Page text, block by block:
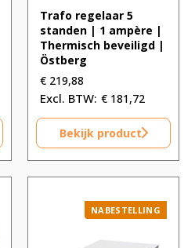
Trafo regelaar 5
standen | 1 ampère |
Thermisch beveiligd |
Östberg
€ 219,88
€ 181,72
Bekijk product
NABESTELLING